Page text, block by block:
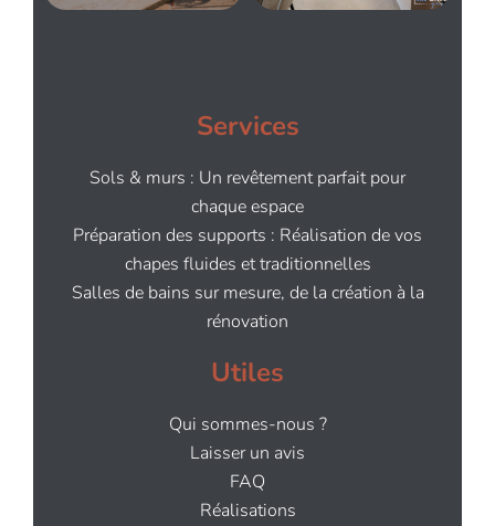
Services
Sols & murs : Un revêtement parfait pour
chaque espace
Préparation des supports : Réalisation de vos
chapes fluides et traditionnelles
Salles de bains sur mesure, de la création à la
rénovation
Utiles
Qui sommes-nous ?
Laisser un avis
FAQ
Réalisations